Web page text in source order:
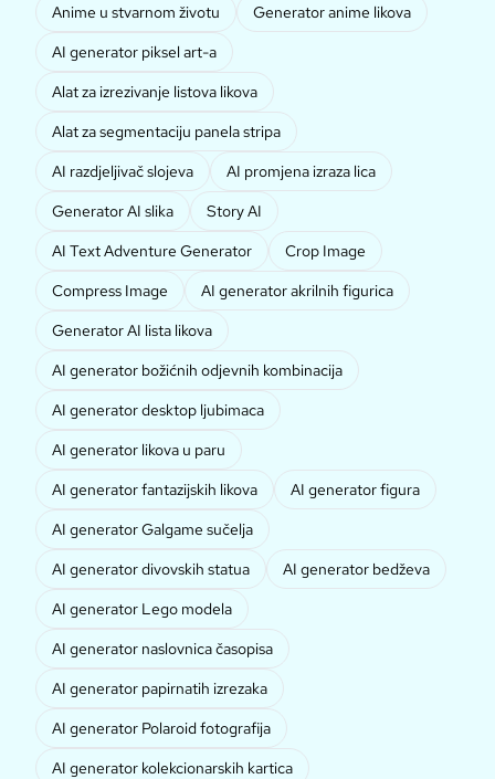
Anime u stvarnom životu
Generator anime likova
AI generator piksel art-a
Alat za izrezivanje listova likova
Alat za segmentaciju panela stripa
AI razdjeljivač slojeva
AI promjena izraza lica
Generator AI slika
Story AI
AI Text Adventure Generator
Crop Image
Compress Image
AI generator akrilnih figurica
Generator AI lista likova
AI generator božićnih odjevnih kombinacija
AI generator desktop ljubimaca
AI generator likova u paru
AI generator fantazijskih likova
AI generator figura
AI generator Galgame sučelja
AI generator divovskih statua
AI generator bedževa
AI generator Lego modela
AI generator naslovnica časopisa
AI generator papirnatih izrezaka
AI generator Polaroid fotografija
AI generator kolekcionarskih kartica